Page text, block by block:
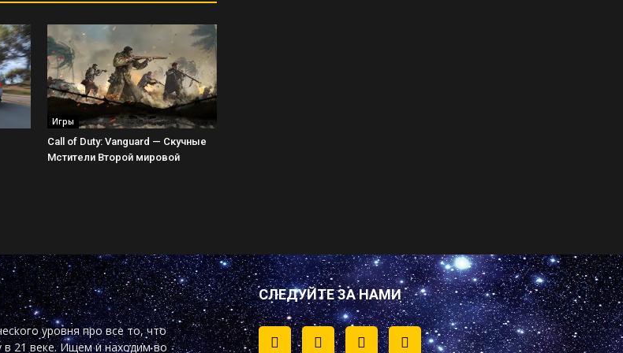
Игры
Call of Duty: Vanguard — Скучные
Мстители Второй мировой
уровня про все то, что
в 21 веке. Ищем и находим во
СЛЕДУЙТЕ ЗА НАМИ